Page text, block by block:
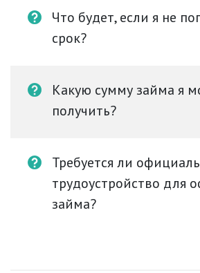
Что будет, если я не
срок?
Какую сумму займа я
получить?
Требуется ли
трудоустройство для
займа?